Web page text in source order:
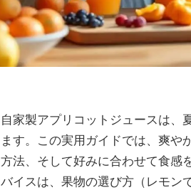
自家製アプリコットジュースは、
ます。この実用ガイドでは、爽や
方法、そして好みに合わせて食感
バイスは、果物の選び方（レモン